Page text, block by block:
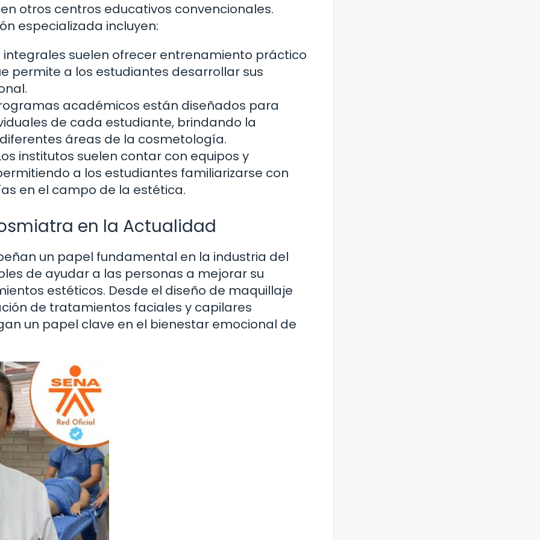
otros centros educativos convencionales.
especializada incluyen:
integrales suelen ofrecer entrenamiento práctico
permite a los estudiantes desarrollar sus
académicos están diseñados para
de cada estudiante, brindando la
áreas de la cosmetología.
institutos suelen contar con equipos y
a los estudiantes familiarizarse con
en el campo de la estética.
en la Actualidad
un papel fundamental en la industria del
de ayudar a las personas a mejorar su
estéticos. Desde el diseño de maquillaje
de tratamientos faciales y capilares
un papel clave en el bienestar emocional de